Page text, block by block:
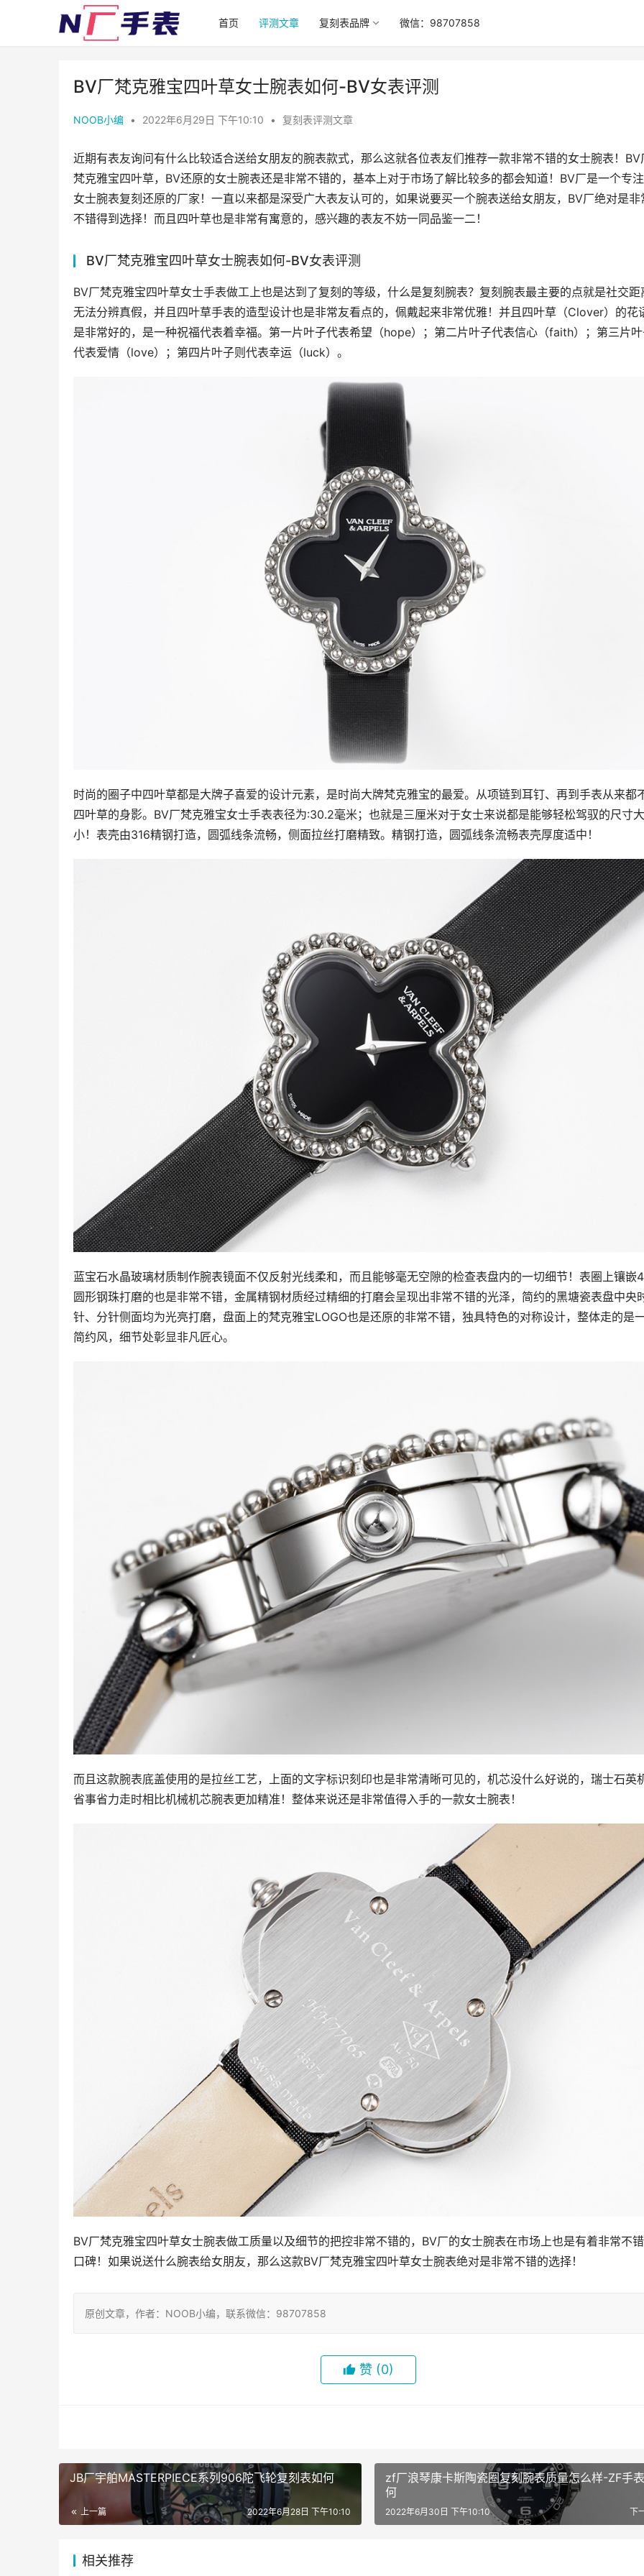
首页 评测文章 复刻表品牌 微信：98707858
BV厂梵克雅宝四叶草女士腕表如何-BV女表评测
NOOB小编 • 2022年6月29日 下午10:10 • 复刻表评测文章
近期有表友询问有什么比较适合送给女朋友的腕表款式，那么这就各位表友们推荐一款非常不错的女士腕表！BV
梵克雅宝四叶草，BV还原的女士腕表还是非常不错的，基本上对于市场了解比较多的都会知道！BV厂是一个专
女士腕表复刻还原的厂家！一直以来都是深受广大表友认可的，如果说要买一个腕表送给女朋友，BV厂绝对是非
不错得到选择！而且四叶草也是非常有寓意的，感兴趣的表友不妨一同品鉴一二！
BV厂梵克雅宝四叶草女士腕表如何-BV女表评测
BV厂梵克雅宝四叶草女士手表做工上也是达到了复刻的等级，什么是复刻腕表？复刻腕表最主要的点就是社交距
无法分辨真假，并且四叶草手表的造型设计也是非常友看点的，佩戴起来非常优雅！并且四叶草（Clover）的花
是非常好的，是一种祝福代表着幸福。第一片叶子代表希望（hope）；第二片叶子代表信心（faith）；第三片
代表爱情（love）；第四片叶子则代表幸运（luck）。
时尚的圈子中四叶草都是大牌子喜爱的设计元素，是时尚大牌梵克雅宝的最爱。从项链到耳钉、再到手表从来都
四叶草的身影。BV厂梵克雅宝女士手表表径为:30.2毫米；也就是三厘米对于女士来说都是能够轻松驾驭的尺寸大
小！表壳由316精钢打造，圆弧线条流畅，侧面拉丝打磨精致。精钢打造，圆弧线条流畅表壳厚度适中！
蓝宝石水晶玻璃材质制作腕表镜面不仅反射光线柔和，而且能够毫无空隙的检查表盘内的一切细节！表圈上镶嵌
圆形钢珠打磨的也是非常不错，金属精钢材质经过精细的打磨会呈现出非常不错的光泽，简约的黑塘瓷表盘中央
针、分针侧面均为光亮打磨，盘面上的梵克雅宝LOGO也是还原的非常不错，独具特色的对称设计，整体走的是
简约风，细节处彰显非凡匠心。
而且这款腕表底盖使用的是拉丝工艺，上面的文字标识刻印也是非常清晰可见的，机芯没什么好说的，瑞士石英
省事省力走时相比机械机芯腕表更加精准！整体来说还是非常值得入手的一款女士腕表！
BV厂梵克雅宝四叶草女士腕表做工质量以及细节的把控非常不错的，BV厂的女士腕表在市场上也是有着非常不
口碑！如果说送什么腕表给女朋友，那么这款BV厂梵克雅宝四叶草女士腕表绝对是非常不错的选择！
原创文章，作者：NOOB小编，联系微信：98707858
赞 (0)
JB厂宇舶MASTERPIECE系列906陀飞轮复刻表如何
上一篇 2022年6月28日 下午10:10
zf厂浪琴康卡斯陶瓷圈复刻腕表质量怎么样-ZF手
何
下
2022年6月30日 下午10:10
相关推荐